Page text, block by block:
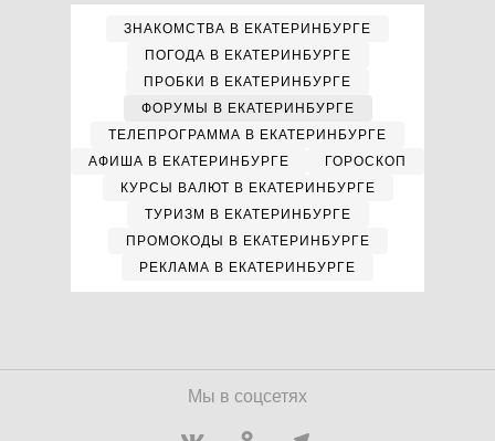
ЗНАКОМСТВА В ЕКАТЕРИНБУРГЕ
ПОГОДА В ЕКАТЕРИНБУРГЕ
ПРОБКИ В ЕКАТЕРИНБУРГЕ
ФОРУМЫ В ЕКАТЕРИНБУРГЕ
ТЕЛЕПРОГРАММА В ЕКАТЕРИНБУРГЕ
АФИША В ЕКАТЕРИНБУРГЕ
ГОРОСКОП
КУРСЫ ВАЛЮТ В ЕКАТЕРИНБУРГЕ
ТУРИЗМ В ЕКАТЕРИНБУРГЕ
ПРОМОКОДЫ В ЕКАТЕРИНБУРГЕ
РЕКЛАМА В ЕКАТЕРИНБУРГЕ
Мы в соцсетях